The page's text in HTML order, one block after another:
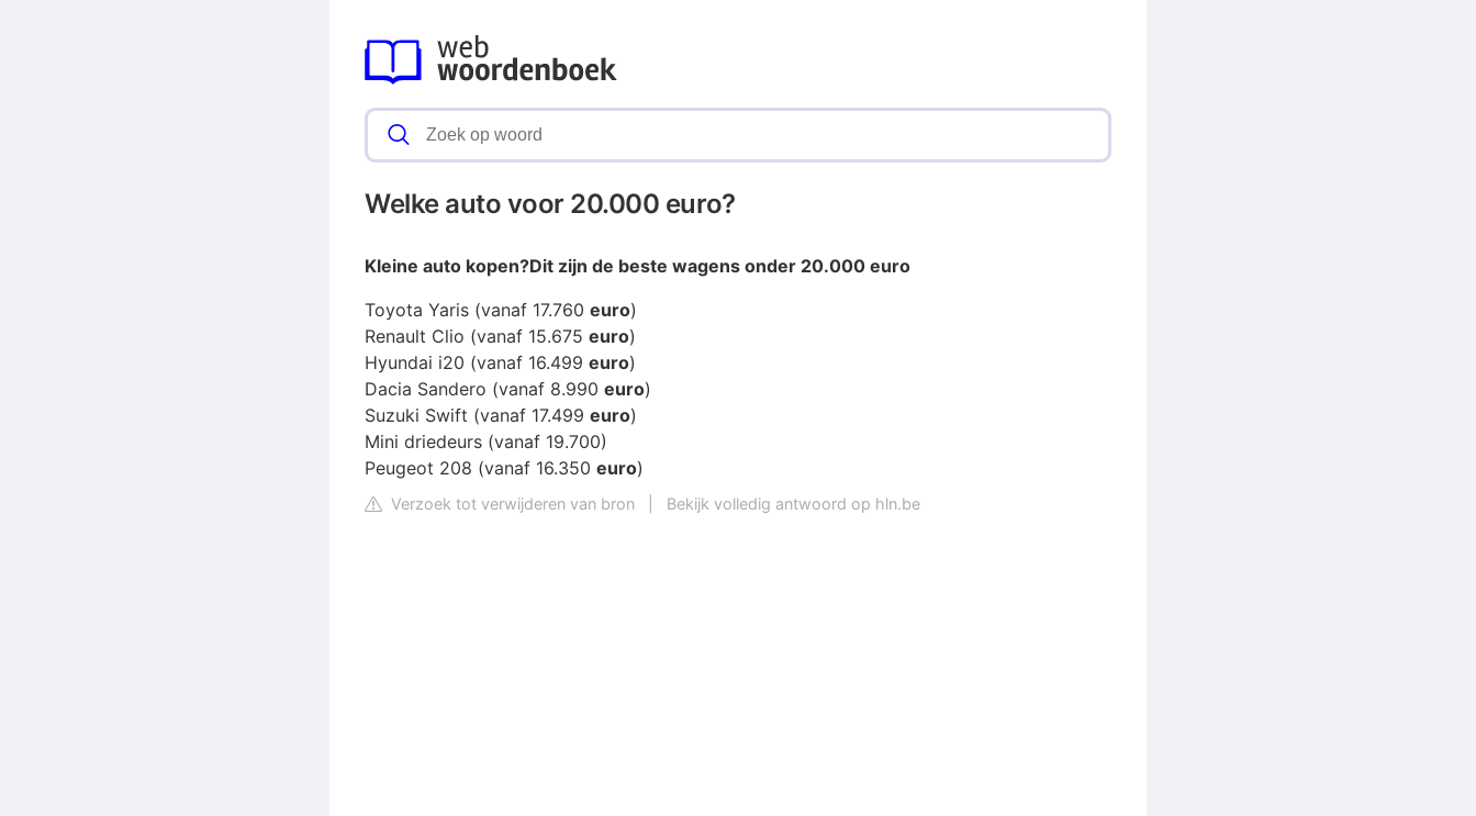
Welke auto voor 20.000 euro?
Kleine auto kopen?Dit zijn de beste wagens onder 20.000 euro
Toyota Yaris (vanaf 17.760 euro)
Renault Clio (vanaf 15.675 euro)
Hyundai i20 (vanaf 16.499 euro)
Dacia Sandero (vanaf 8.990 euro)
Suzuki Swift (vanaf 17.499 euro)
Mini driedeurs (vanaf 19.700)
Peugeot 208 (vanaf 16.350 euro)
Verzoek tot verwijderen van bron Bekijk volledig antwoord op hln.be